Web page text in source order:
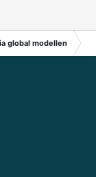
global modellen